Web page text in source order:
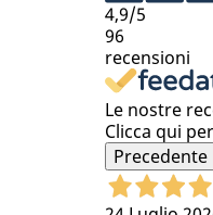
4,9/5
96
recensioni
Le nostre
Clicca qui
Precedente